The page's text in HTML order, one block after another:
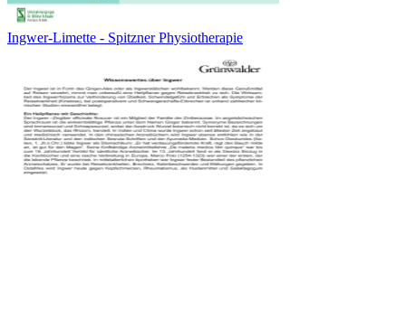
Ingwer-Limette - Spitzner Physiotherapie